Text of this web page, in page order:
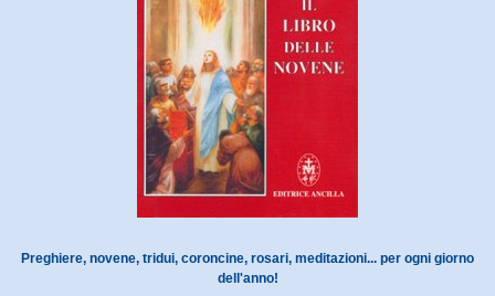
Preghiere, novene, tridui, coroncine, rosari, meditazioni... per ogni giorno
dell'anno!